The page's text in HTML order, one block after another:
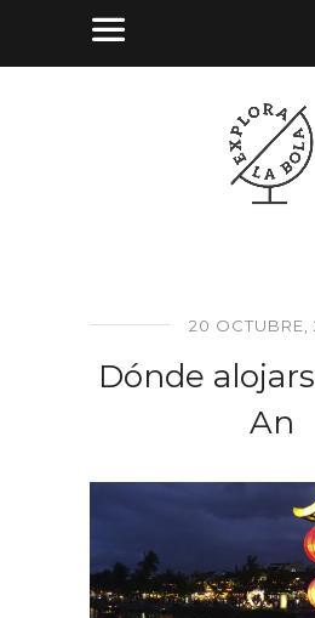
20 OCTUBRE,
Dónde
An